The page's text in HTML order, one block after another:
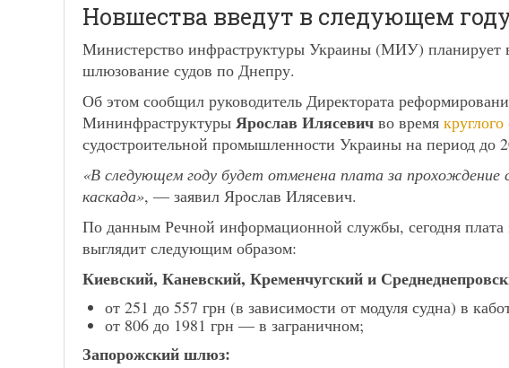
Новшества введут в следующем
Министерство инфраструктуры Украины (МИУ) планирует в
шлюзование судов по Днепру.
Об этом сообщил руководитель Директората
Мининфраструктуры Ярослав Илясевич во время круглого
судостроительной промышленности Украины на период до
«В следующем году будет отменена плата за прохождение
каскада», — заявил Ярослав Илясевич.
По данным Речной информационной службы, сегодня
выглядит следующим образом:
Киевский, Каневский, Кременчугский и
от 251 до 557 грн (в зависимости от модуля судна) в
от 806 до 1981 грн — в заграничном;
Запорожский шлюз: